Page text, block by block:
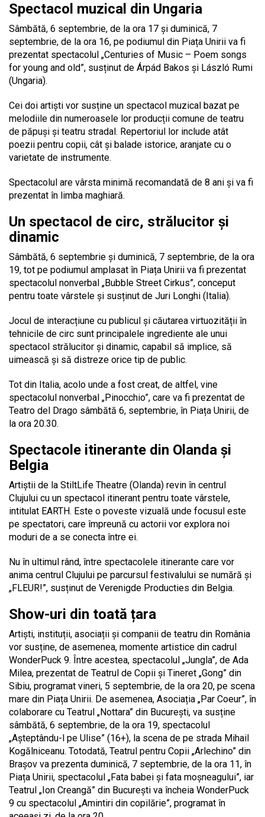
Spectacol muzical din Ungaria
Sâmbătă, 6 septembrie, de la ora 17 și duminică, 7
septembrie, de la ora 16, pe podiumul din Piața Unirii va fi
prezentat spectacolul „Centuries of Music – Poem songs
for young and old”, susținut de Árpád Bakos și László Rumi
(Ungaria).
Cei doi artiști vor susține un spectacol muzical bazat pe
melodiile din numeroasele lor producții comune de teatru
de păpuși și teatru stradal. Repertoriul lor include atât
poezii pentru copii, cât și balade istorice, aranjate cu o
varietate de instrumente.
Spectacolul are vârsta minimă recomandată de 8 ani și va fi
prezentat în limba maghiară.
Un spectacol de circ, strălucitor și
dinamic
Sâmbătă, 6 septembrie și duminică, 7 septembrie, de la ora
19, tot pe podiumul amplasat în Piața Unirii va fi prezentat
spectacolul nonverbal „Bubble Street Cirkus”, conceput
pentru toate vârstele și susținut de Juri Longhi (Italia).
Jocul de interacțiune cu publicul și căutarea virtuozității în
tehnicile de circ sunt principalele ingrediente ale unui
spectacol strălucitor și dinamic, capabil să implice, să
uimească și să distreze orice tip de public.
Tot din Italia, acolo unde a fost creat, de altfel, vine
spectacolul nonverbal „Pinocchio”, care va fi prezentat de
Teatro del Drago sâmbătă 6, septembrie, în Piața Unirii, de
la ora 20.30.
Spectacole itinerante din Olanda și
Belgia
Artiștii de la StiltLife Theatre (Olanda) revin în centrul
Clujului cu un spectacol itinerant pentru toate vârstele,
intitulat EARTH. Este o poveste vizuală unde focusul este
pe spectatori, care împreună cu actorii vor explora noi
moduri de a se conecta între ei.
Nu în ultimul rând, între spectacolele itinerante care vor
anima centrul Clujului pe parcursul festivalului se numără și
„FLEUR!”, susținut de Verenigde Producties din Belgia.
Show-uri din toată țara
Artiști, instituții, asociații și companii de teatru din România
vor susține, de asemenea, momente artistice din cadrul
WonderPuck 9. Între acestea, spectacolul „Jungla”, de Ada
Milea, prezentat de Teatrul de Copii și Tineret „Gong” din
Sibiu, programat vineri, 5 septembrie, de la ora 20, pe scena
mare din Piața Unirii. De asemenea, Asociația „Par Coeur”, în
colaborare cu Teatrul „Nottara” din București, va susține
sâmbătă, 6 septembrie, de la ora 19, spectacolul
„Așteptându-l pe Ulise” (16+), la scena de pe strada Mihail
Kogălniceanu. Totodată, Teatrul pentru Copii „Arlechino” din
Brașov va prezenta duminică, 7 septembrie, de la ora 11, în
Piața Unirii, spectacolul „Fata babei și fata moșneagului”, iar
Teatrul „Ion Creangă” din București va încheia WonderPuck
9 cu spectacolul „Amintiri din copilărie”, programat în